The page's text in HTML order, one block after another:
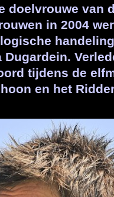
doelvrouwe van
in 2004
tijdens de
en het